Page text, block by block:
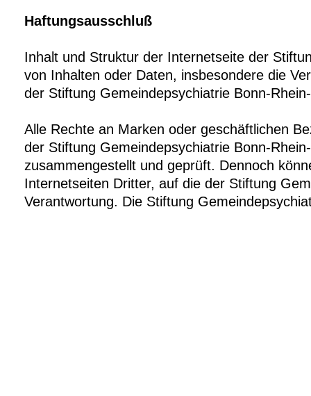
Haftungsausschluß
Inhalt und Struktur der Internetseite der
von Inhalten oder Daten, insbesondere die
der Stiftung Gemeindepsychiatrie Bonn-
Alle Rechte an Marken oder geschäftlichen
der Stiftung Gemeindepsychiatrie Bonn-
zusammengestellt und geprüft. Dennoch
Internetseiten Dritter, auf die der Stiftung
Verantwortung. Die Stiftung